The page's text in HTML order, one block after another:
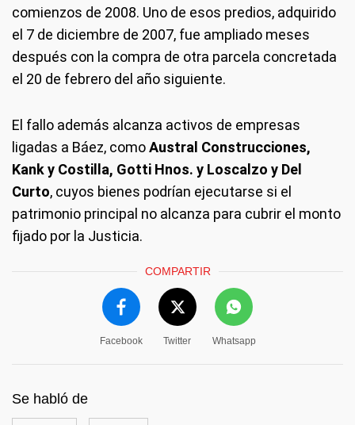
comienzos de 2008. Uno de esos predios, adquirido
el 7 de diciembre de 2007, fue ampliado meses
después con la compra de otra parcela concretada
el 20 de febrero del año siguiente.
El fallo además alcanza activos de empresas
ligadas a Báez, comoAustral Construcciones,
Kank y Costilla, Gotti Hnos. y Loscalzo y Del
Curto, cuyos bienes podrían ejecutarse si el
patrimonio principal no alcanza para cubrir el monto
fijado por la Justicia.
COMPARTIR
Facebook Twitter Whatsapp
Se habló de